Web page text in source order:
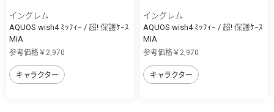
イングレム
AQUOS wish4 ﾐｯﾌｨｰ / 超! 保護ｹｰｽ
MiA
参考価格￥2,970
キャラクター
イングレム
AQUOS wish4 ﾐｯﾌｨｰ / 超! 保護ｹｰｽ
MiA
参考価格￥2,970
キャラクター